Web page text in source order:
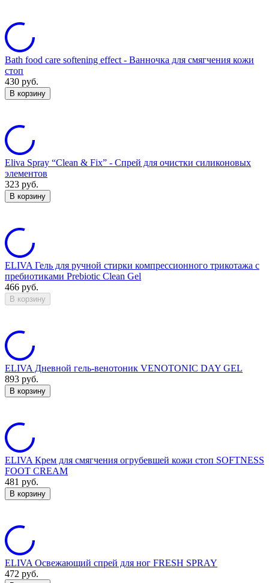
Bath food care softening effect - Ванночка для смягчения кожи
стоп
430 руб.
В корзину
Eliva Spray “Clean & Fix” - Спрей для очистки силиконовых
элементов
323 руб.
В корзину
ELIVA Гель для ручной стирки компрессионного трикотажа с
пребиотиками Prebiotic Clean Gel
466 руб.
В корзину
ELIVA Дневной гель-венотоник VENOTONIC DAY GEL
893 руб.
В корзину
ELIVA Крем для смягчения огрубевшей кожи стоп SOFTNESS
FOOT CREAM
481 руб.
В корзину
ELIVA Освежающий спрей для ног FRESH SPRAY
472 руб.